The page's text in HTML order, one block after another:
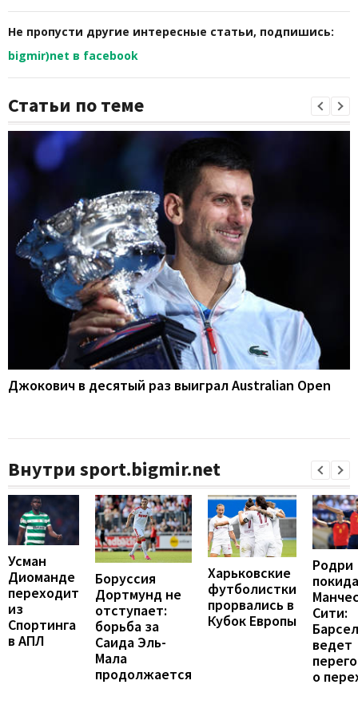
Не пропусти другие интересные статьи, подпишись:
bigmir)net в facebook
Статьи по теме
Джокович в десятый раз выиграл Australian Open
Внутри sport.bigmir.net
Усман
Диоманде
переходит
из
Спортинга
в АПЛ
Боруссия
Дортмунд не
отступает:
борьба за
Саида Эль-
Мала
продолжается
Харьковские
футболистки
прорвались в
Кубок Европы
Родри
Сити:
ведет
о